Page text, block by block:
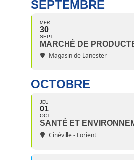
SEPTEMBRE
MER
30
SEPT.
MARCHÉ DE
Magasin de Lanester
OCTOBRE
JEU
01
OCT.
SANTÉ ET
Cinéville - Lorient